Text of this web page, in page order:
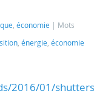
économie
Mots
énergie économie